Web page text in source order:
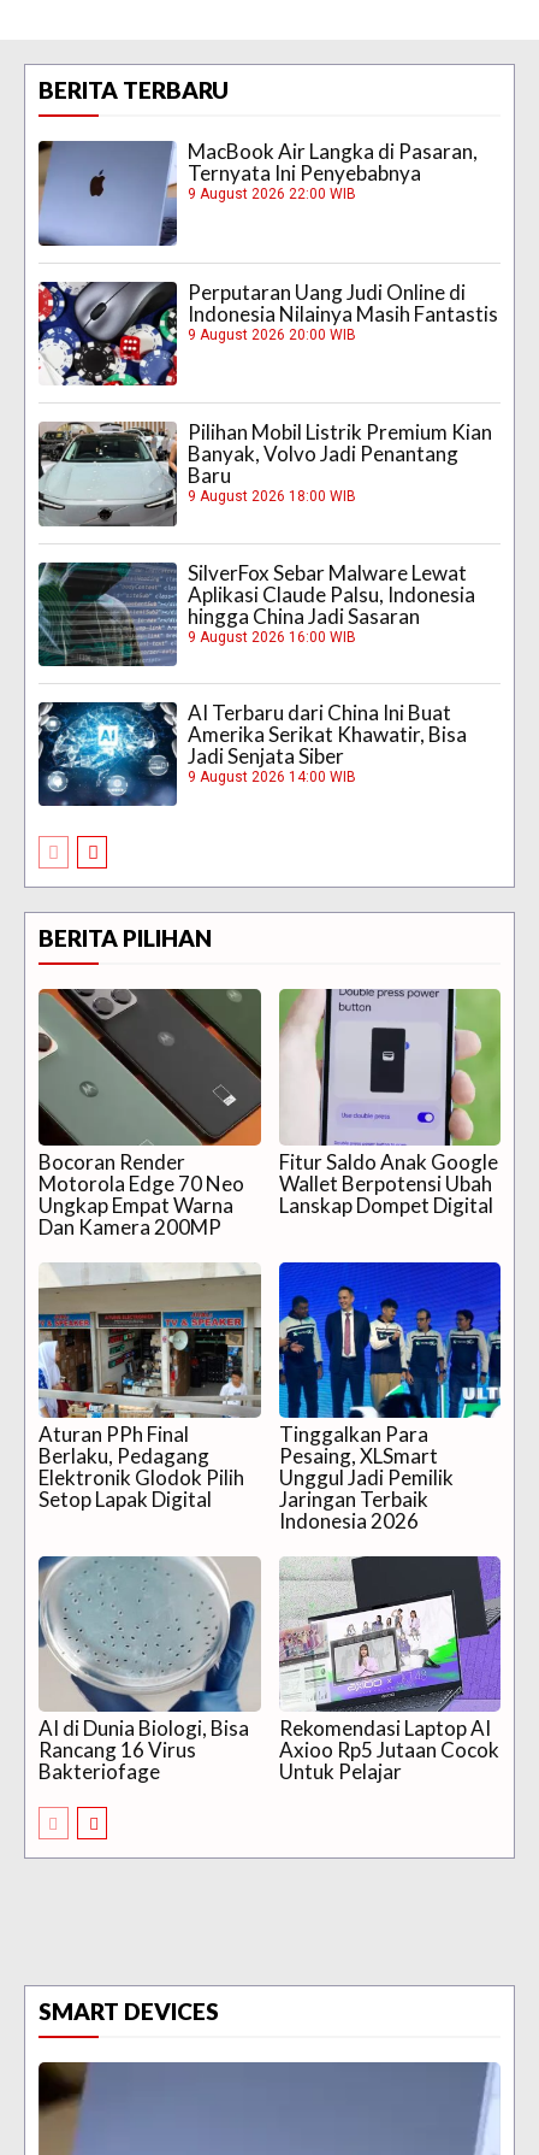
BERITA TERBARU
MacBook Air Langka di Pasaran,
Ternyata Ini Penyebabnya
9 August 2026 22:00 WIB
Perputaran Uang Judi Online di
Indonesia Nilainya Masih Fantastis
9 August 2026 20:00 WIB
Pilihan Mobil Listrik Premium Kian
Banyak, Volvo Jadi Penantang
Baru
9 August 2026 18:00 WIB
SilverFox Sebar Malware Lewat
Aplikasi Claude Palsu, Indonesia
hingga China Jadi Sasaran
9 August 2026 16:00 WIB
AI Terbaru dari China Ini Buat
Amerika Serikat Khawatir, Bisa
Jadi Senjata Siber
9 August 2026 14:00 WIB
BERITA PILIHAN
Bocoran Render
Motorola Edge 70 Neo
Ungkap Empat Warna
Dan Kamera 200MP
Fitur Saldo Anak Google
Wallet Berpotensi Ubah
Lanskap Dompet Digital
Aturan PPh Final
Berlaku, Pedagang
Elektronik Glodok Pilih
Setop Lapak Digital
Tinggalkan Para
Pesaing, XLSmart
Unggul Jadi Pemilik
Jaringan Terbaik
Indonesia 2026
AI di Dunia Biologi, Bisa
Rancang 16 Virus
Bakteriofage
Rekomendasi Laptop AI
Axioo Rp5 Jutaan Cocok
Untuk Pelajar
SMART DEVICES